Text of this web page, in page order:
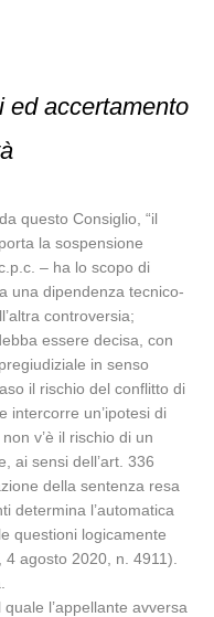
ed accertamento
questo Consiglio, “il
la sospensione
– ha lo scopo di
una dipendenza tecnico-
controversia;
essere decisa, con
in senso
il rischio del conflitto di
intercorre un’ipotesi di
v’è il rischio di un
ai sensi dell’art. 336
della sentenza resa
determina l’automatica
questioni logicamente
agosto 2020, n. 4911).
l’appellante avversa